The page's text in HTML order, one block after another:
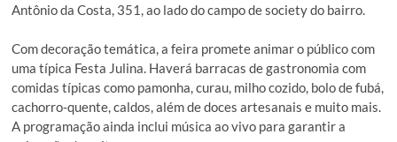
Antônio da Costa, 351, ao lado do campo de society do bairro.
Com decoração temática, a feira promete animar o público com
uma típica Festa Julina. Haverá barracas de gastronomia com
comidas típicas como pamonha, curau, milho cozido, bolo de fubá,
cachorro-quente, caldos, além de doces artesanais e muito mais.
A programação ainda inclui música ao vivo para garantir a